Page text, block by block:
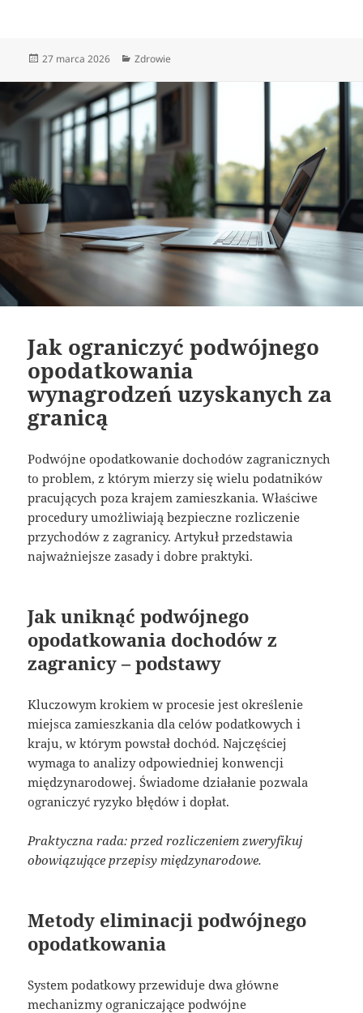
Data
27 marca 2026 Kategorie
Zdrowie
Jak ograniczyć podwójnego
opodatkowania
wynagrodzeń uzyskanych za
granicą
Podwójne opodatkowanie dochodów zagranicznych
to problem, z którym mierzy się wielu podatników
pracujących poza krajem zamieszkania. Właściwe
procedury umożliwiają bezpieczne rozliczenie
przychodów z zagranicy. Artykuł przedstawia
najważniejsze zasady i dobre praktyki.
Jak uniknąć podwójnego
opodatkowania dochodów z
zagranicy – podstawy
Kluczowym krokiem w procesie jest określenie
miejsca zamieszkania dla celów podatkowych i
kraju, w którym powstał dochód. Najczęściej
wymaga to analizy odpowiedniej konwencji
międzynarodowej. Świadome działanie pozwala
ograniczyć ryzyko błędów i dopłat.
Praktyczna rada: przed rozliczeniem zweryfikuj
obowiązujące przepisy międzynarodowe.
Metody eliminacji podwójnego
opodatkowania
System podatkowy przewiduje dwa główne
mechanizmy ograniczające podwójne